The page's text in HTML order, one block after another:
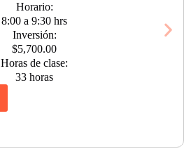
Horario:
8:00 a 9:30 hrs
Inversión:
$5,700.00
Horas de clase:
33 horas